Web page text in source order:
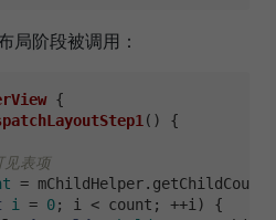
局阶段被调用：
{
()
{
表项
=
i = 0; i < count; ++i) {